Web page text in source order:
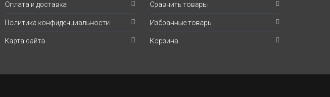
Оплата и доставка
Политика конфиденциальности
Карта сайта
Сравнить товары
Избранные товары
Корзина